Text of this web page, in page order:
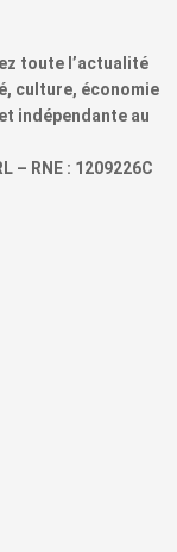
toute l’actualité
culture, économie
indépendante au
– RNE : 1209226C